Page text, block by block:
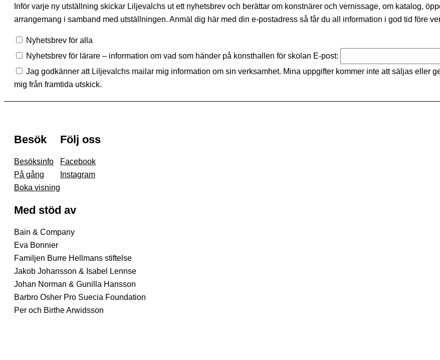
Inför varje ny utställning skickar Liljevalchs ut ett nyhetsbrev och berättar om konstnärer och vernissage, om katalog,
arrangemang i samband med utställningen. Anmäl dig här med din e-postadress så får du all information i god tid före
Nyhetsbrev för alla
Nyhetsbrev för lärare – information om vad som händer på konsthallen för skolan E-post:
Jag godkänner att Liljevalchs mailar mig information om sin verksamhet. Mina uppgifter kommer inte att säljas eller
mig från framtida utskick.
Besök
Besöksinfo
På gång
Boka visning
Följ oss
Facebook
Instagram
Med stöd av
Bain & Company
Eva Bonnier
Familjen Burre Hellmans stiftelse
Jakob Johansson & Isabel Lennse
Johan Norman & Gunilla Hansson
Barbro Osher Pro Suecia Foundation
Per och Birthe Arwidsson